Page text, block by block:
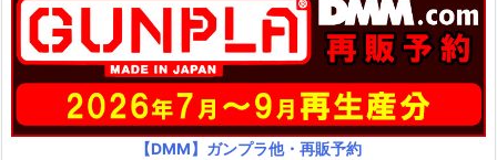
【DMM】ガンプラ他・再販予約